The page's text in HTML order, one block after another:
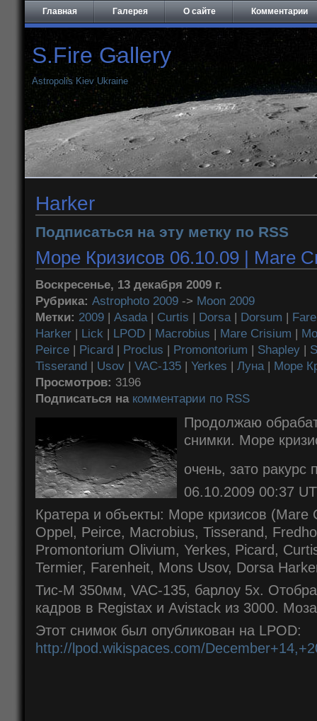
Главная Галерея О сайте Комментарии
S.Fire Gallery
Astropolis Kiev Ukraine
Harker
Подписаться на эту метку по RSS
Море Кризисов 06.10.09 | Mare
Воскресенье, 13 декабря 2009 г.
Рубрика: Astrophoto 2009 -> Moon 2009
Метки: 2009 | Asada| Curtis | Dorsa| Dorsum |
Harker | Lick | LPOD | Macrobius | Mare Crisium |
Peirce | Picard | Proclus | Promontorium | Shapley |
Tisserand | Usov | VAC-135 | Yerkes | Луна| Море
Просмотров: 3196
Подписаться на комментарии по RSS
Продолжаю
снимки. Море
очень, зато ракурс
06.10.2009 00:37
Кратера и объекты: Море кризисов (Mare
Oppel, Peirce, Macrobius, Tisserand,
Promontorium Olivium, Yerkes, Picard,
Termier, Farenheit, Mons Usov, Dorsa
Тис-М 350мм, VAC-135, барлоу 5x.
кадров в Registax и Avistack из 3000.
Этот снимок был опубликован на LPOD:
http://lpod.wikispaces.com/